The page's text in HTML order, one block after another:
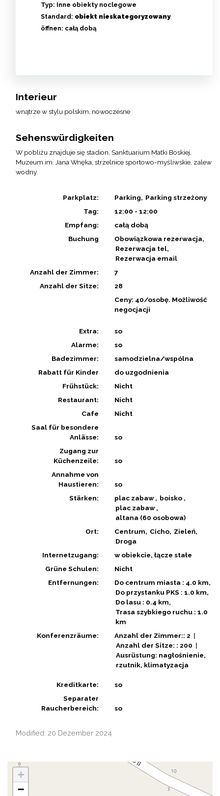
Typ: Inne obiekty noclegowe
Standard: obiekt nieskategoryzowany
öffnen: całą dobą
Interieur
wnątrze w stylu polskim, nowoczesne
Sehenswürdigkeiten
W pobliżu znajduje się stadion, Sanktuarium Matki Boskiej,
Muzeum im. Jana Wnęka, strzelnice sportowo-myśliwskie, zalew
wodny
Parkplatz: Parking
Parking strzeżony
Tag:
12:00 - 12:00
Empfang:
całą dobą
Buchung
Obowiązkowa rezerwacja
Rezerwacja tel
Rezerwacja email
Anzahl der Zimmer:
7
Anzahl der Sitze:
28
Ceny: 40/osobę. Możliwość
negocjacji
Extra:
so
Alarme:
so
Badezimmer:
samodzielna/wspólna
Rabatt für Kinder
do uzgodnienia
Frühstück:
Nicht
Restaurant:
Nicht
Cafe
Nicht
Saal für besondere
Anlässe:
so
Zugang zur
Küchenzeile:
so
Annahme von
Haustieren:
so
Stärken:
plac zabaw
boisko
plac zabaw
altana (60 osobowa)
Ort:
Centrum Cicho
Zieleń
Droga
Internetzugang:
w obiekcie, łącze stałe
Grüne Schulen:
Nicht
Entfernungen:
Do centrum miasta : 4.0 km
Do przystanku PKS : 1.0 km
Do lasu : 0.4 km
Trasa szybkiego ruchu : 1.0
km
Konferenzräume:
Anzahl der Zimmer:: 2
Anzahl der Sitze: : 200
Ausrüstung: nagłośnienie,
rzutnik, klimatyzacja
Kreditkarte:
so
Separater
Raucherbereich:
so
Modified: 20 Dezember 2024
+
−